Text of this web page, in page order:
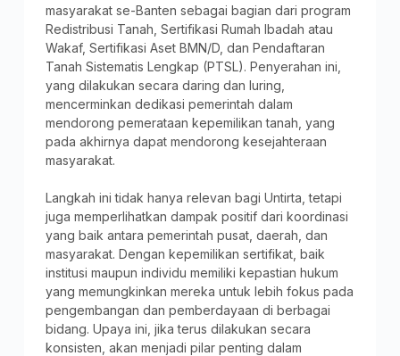
masyarakat se-Banten sebagai bagian dari program
Redistribusi Tanah, Sertifikasi Rumah Ibadah atau
Wakaf, Sertifikasi Aset BMN/D, dan Pendaftaran
Tanah Sistematis Lengkap (PTSL). Penyerahan ini,
yang dilakukan secara daring dan luring,
mencerminkan dedikasi pemerintah dalam
mendorong pemerataan kepemilikan tanah, yang
pada akhirnya dapat mendorong kesejahteraan
masyarakat.
Langkah ini tidak hanya relevan bagi Untirta, tetapi
juga memperlihatkan dampak positif dari koordinasi
yang baik antara pemerintah pusat, daerah, dan
masyarakat. Dengan kepemilikan sertifikat, baik
institusi maupun individu memiliki kepastian hukum
yang memungkinkan mereka untuk lebih fokus pada
pengembangan dan pemberdayaan di berbagai
bidang. Upaya ini, jika terus dilakukan secara
konsisten, akan menjadi pilar penting dalam